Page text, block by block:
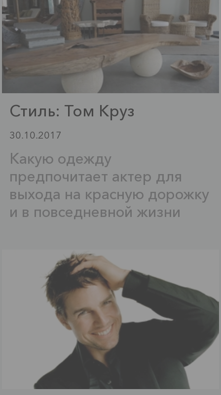
Стиль: Том Круз
30.10.2017
Какую одежду
предпочитает актер для
выхода на красную дорожку
и в повседневной жизни